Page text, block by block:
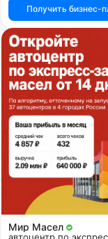
Получить бизнес-
Мир Масел